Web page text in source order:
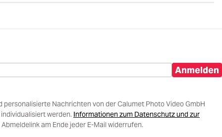
Anmelden
Nachrichten von der Calumet Photo Video GmbH
werden. Informationen zum Datenschutz und zur
am Ende jeder E-Mail widerrufen.